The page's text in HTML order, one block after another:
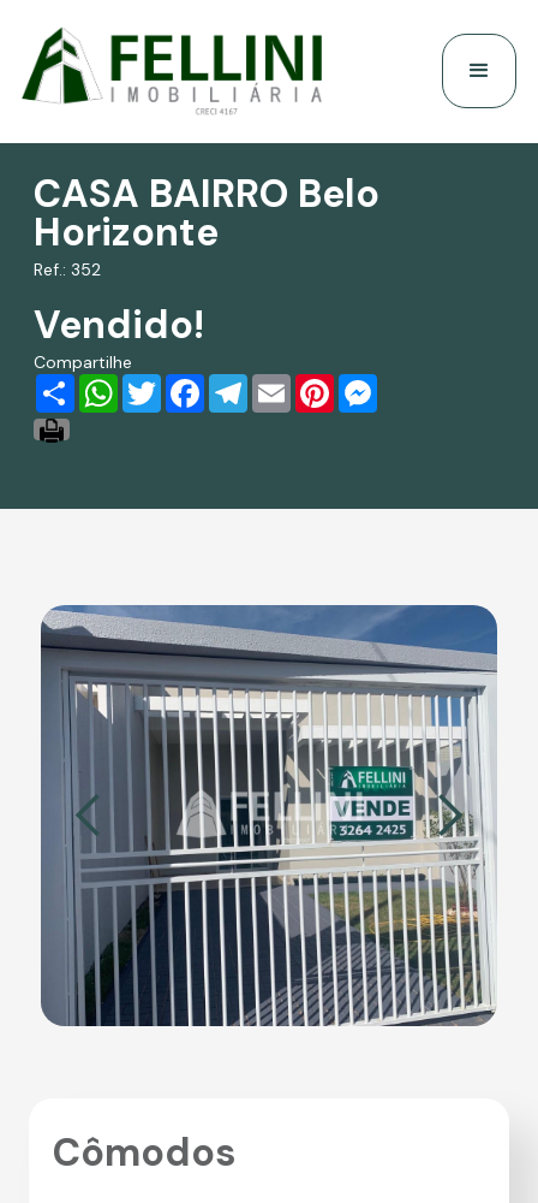
CASA BAIRRO Belo
Horizonte
Ref.: 352
Vendido!
Compartilhe
Share WhatsApp
TwitterFacebookTelegram
Email Pinterest
Cômodos